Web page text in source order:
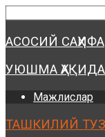
АСОСИЙ САҲИФА
УЮШМА ҲАҚИДА
Мажлислар
ТАШКИЛИЙ
Предыдущий
год
Предыдущий
месяц
Следующий
год
Следующий
месяц